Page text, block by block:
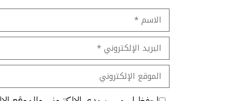
الاسم
البريد
الإلكتروني
الموقع
الإلكتروني